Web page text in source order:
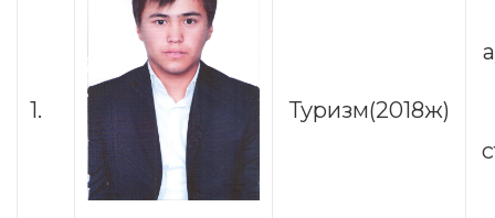
1. Туризм(2018ж)